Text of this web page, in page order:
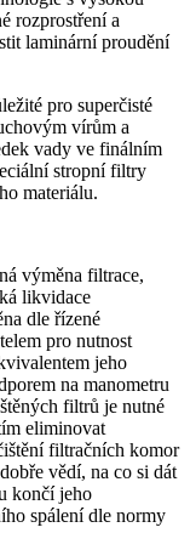
rozprostření a
laminární proudění
pro superčisté
vírům a
vady ve finálním
stropní filtry
materiálu.
výměna filtrace,
likvidace
dle řízené
pro nutnost
jeho
na manometru
filtrů je nutné
eliminovat
filtračních komor
vědí, na co si dát
končí jeho
spálení dle normy